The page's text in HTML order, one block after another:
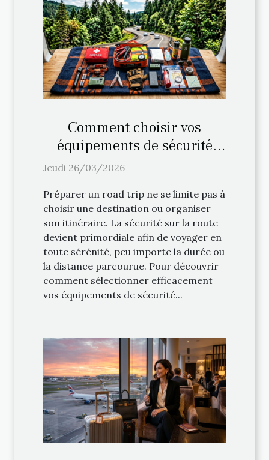
Comment choisir vos
équipements de sécurité
pour un road trip ?
Jeudi 26/03/2026
Préparer un road trip ne se limite pas à
choisir une destination ou organiser
son itinéraire. La sécurité sur la route
devient primordiale afin de voyager en
toute sérénité, peu importe la durée ou
la distance parcourue. Pour découvrir
comment sélectionner efficacement
vos équipements de sécurité...